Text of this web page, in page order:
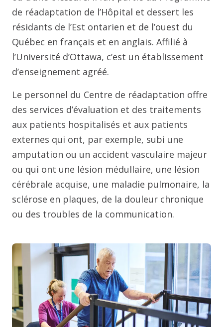
de réadaptation de l’Hôpital et dessert les
résidants de l’Est ontarien et de l’ouest du
Québec en français et en anglais. Affilié à
l’Université d’Ottawa, c’est un établissement
d’enseignement agréé.
Le personnel du Centre de réadaptation offre
des services d’évaluation et des traitements
aux patients hospitalisés et aux patients
externes qui ont, par exemple, subi une
amputation ou un accident vasculaire majeur
ou qui ont une lésion médullaire, une lésion
cérébrale acquise, une maladie pulmonaire, la
sclérose en plaques, de la douleur chronique
ou des troubles de la communication.